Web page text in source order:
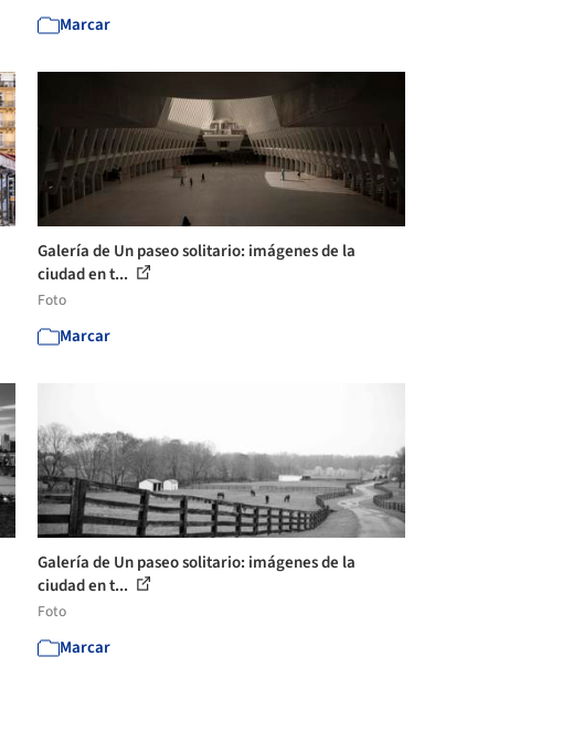
Marcar
Galería de Un paseo solitario: imágenes de la
ciudad en t...
Foto
Marcar
Galería de Un paseo solitario: imágenes de la
ciudad en t...
Foto
Marcar